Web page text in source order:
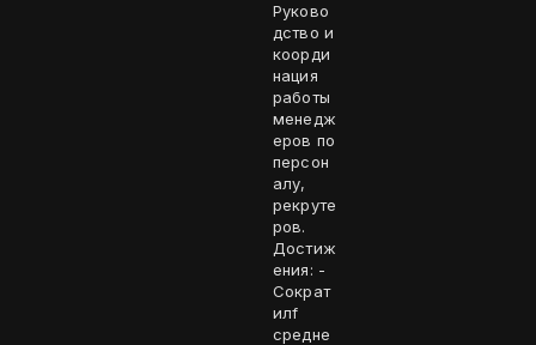
Руково
дство и
коорди
нация
работы
менедж
еров по
персон
алу,
рекруте
ров.
Достиж
ения: -
Сократ
илf
средне